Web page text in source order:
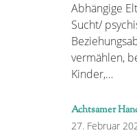
Abhängige
Sucht/
vermählen,
Kinder,…
Achtsamer
27. Februar